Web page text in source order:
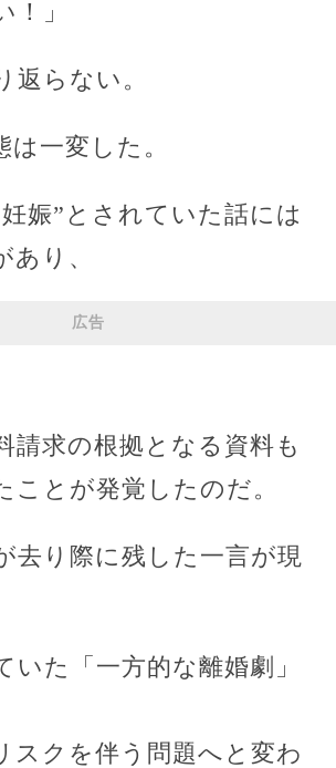
！」
返らない。
一変した。
娠”とされていた話には
あり、
広告
請求の根拠となる資料も
ことが発覚したのだ。
去り際に残した一言が現
いた「一方的な離婚劇」
スクを伴う問題へと変わ